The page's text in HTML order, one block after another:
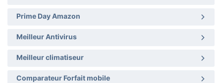
Prime Day Amazon
Meilleur Antivirus
Meilleur climatiseur
Comparateur Forfait mobile